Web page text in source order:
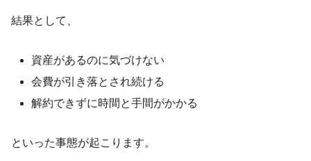
結果として、
資産があるのに気づけない
会費が引き落とされ続ける
解約できずに時間と手間がかかる
といった事態が起こります。